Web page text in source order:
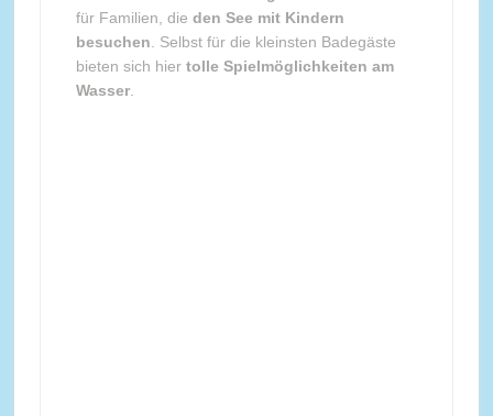
für Familien, die den See mit Kindern
besuchen . Selbst für die kleinsten Badegäste
bieten sich hier tolle Spielmöglichkeiten am
Wasser.